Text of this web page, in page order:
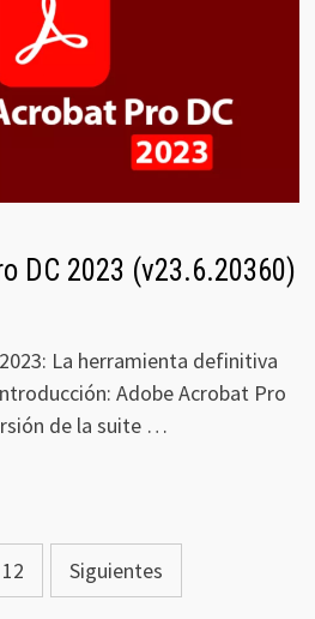
DC 2023 (v23.6.20360)
La herramienta definitiva
Adobe Acrobat Pro
de la suite …
12 Siguientes